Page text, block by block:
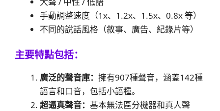
手動調整速度（1x、1.2x、1.5x、0.8x 等）
不同的說話風格（敘事、廣告、紀錄片等）
主要特點包括：
廣泛的聲音庫： 擁有907種聲音，涵蓋142種
語言和口音，包括小語種。
超逼真聲音： 基本無法區分機器和真人聲